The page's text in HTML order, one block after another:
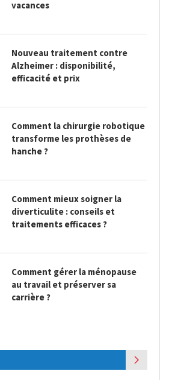
vacances
Nouveau traitement contre
Alzheimer : disponibilité,
efficacité et prix
Comment la chirurgie robotique
transforme les prothèses de
hanche ?
Comment mieux soigner la
diverticulite : conseils et
traitements efficaces ?
Comment gérer la ménopause
au travail et préserver sa
carrière ?